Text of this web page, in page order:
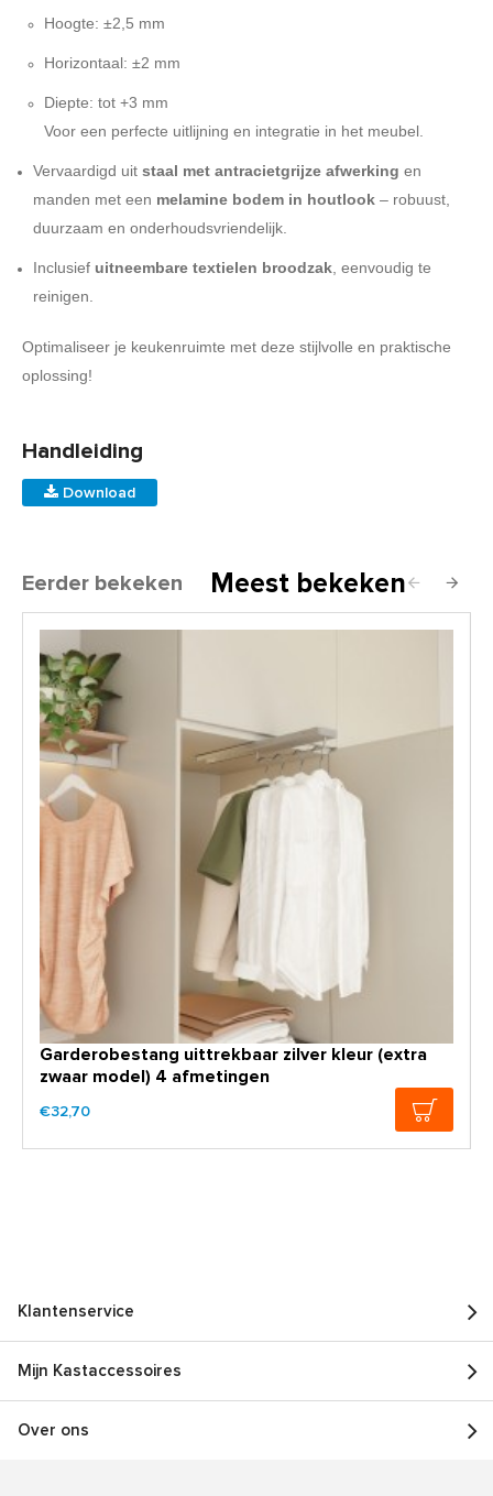
Hoogte: ±2,5 mm
Horizontaal: ±2 mm
Diepte: tot +3 mm
Voor een perfecte uitlijning en integratie in het meubel.
Vervaardigd uit staal met antracietgrijze afwerking en
manden met een melamine bodem in houtlook – robuust,
duurzaam en onderhoudsvriendelijk.
Inclusief uitneembare textielen broodzak , eenvoudig te
reinigen.
Optimaliseer je keukenruimte met deze stijlvolle en praktische
oplossing!
Handleiding
Download
Eerder bekeken Meest bekeken
Garderobestang uittrekbaar zilver kleur (extra
zwaar model) 4 afmetingen
€32,70
Klantenservice
Mijn Kastaccessoires
Over ons